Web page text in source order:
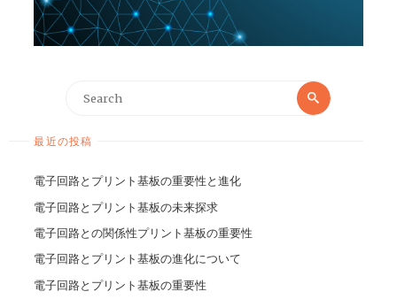
最近の投稿
電子回路とプリント基板の重要性と進化
電子回路とプリント基板の未来探求
電子回路との関係性プリント基板の重要性
電子回路とプリント基板の進化について
電子回路とプリント基板の重要性